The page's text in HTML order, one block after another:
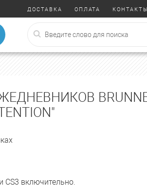
ДОСТАВКА ОПЛАТА КОНТАКТЫ
CS3 включительно.